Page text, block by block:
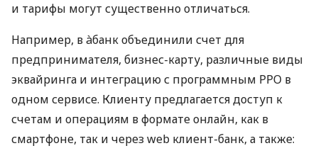
и тарифы могут существенно отличаться.
Например, в àбанк объединили счет для
предпринимателя, бизнес-карту, различные виды
эквайринга и интеграцию с программным РРО в
одном сервисе. Клиенту предлагается доступ к
счетам и операциям в формате онлайн, как в
смартфоне, так и через web клиент-банк, а также: